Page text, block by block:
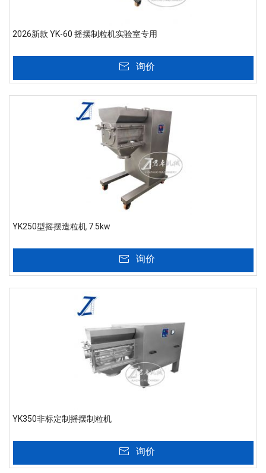
2026新款 YK-60 摇摆制粒机实验室专用
询价
YK250型摇摆造粒机 7.5kw
询价
YK350非标定制摇摆制粒机
询价